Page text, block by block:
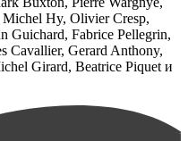
Hy, Olivier Cresp,
Guichard, Fabrice Pellegrin,
Cavallier, Gerard Anthony,
Girard, Beatrice Piquet и